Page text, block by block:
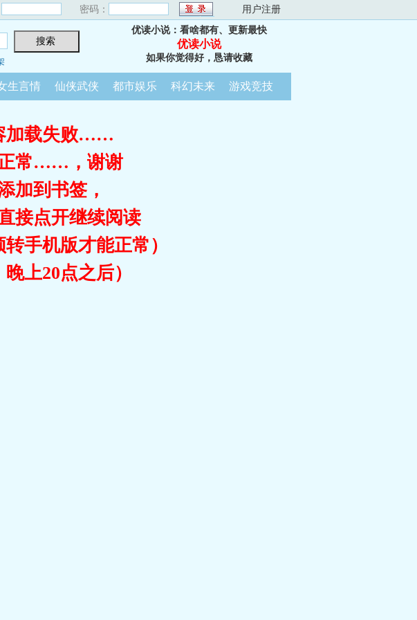
密码： 用户注册
优读小说：看啥都有、更新最快
优读小说
如果你觉得好，恳请收藏
生言情 仙侠武侠 都市娱乐 科幻未来 游戏竞技
加载失败……
正常……，谢谢
加到书签，
接点开继续阅读
手机版才能正常）
上20点之后）